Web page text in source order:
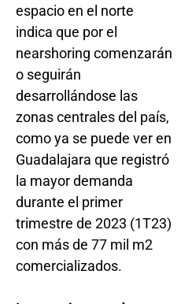
espacio en el norte
indica que por el
nearshoring comenzarán
o seguirán
desarrollándose las
zonas centrales del país,
como ya se puede ver en
Guadalajara que registró
la mayor demanda
durante el primer
trimestre de 2023 (1T23)
con más de 77 mil m2
comercializados.